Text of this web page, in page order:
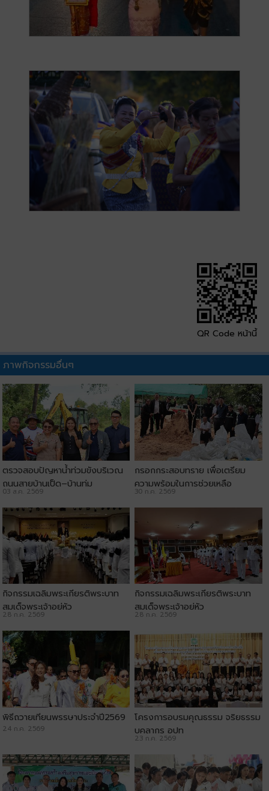
QR Code หน้านี้
ภาพกิจกรรมอื่นๆ
ตรวจสอบปัญหาน้ำท่วมขังบริเวณ
ถนนสายบ้านเป็ด–บ้านทุ่ม
03 ส.ค. 2569
กรอกกระสอบทราย เพื่อเตรียม
ความพร้อมในการช่วยเหลือ
ประชาชน
30 ก.ค. 2569
กิจกรรมเฉลิมพระเกียรติพระบาท
สมเด็จพระเจ้าอยู่หัว
28 ก.ค. 2569
กิจกรรมเฉลิมพระเกียรติพระบาท
สมเด็จพระเจ้าอยู่หัว
28 ก.ค. 2569
พิธีถวายเทียนพรรษาประจำปี2569
24 ก.ค. 2569
โครงการอบรมคุณธรรม จริยธรรม
บุคลากร อปท
23 ก.ค. 2569